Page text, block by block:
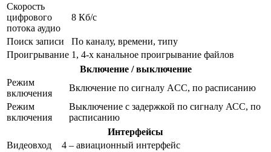
Скорость
цифрового
потока аудио
8 Кб/с
Поиск записи
По каналу, времени, типу
Проигрывание 1, 4-х канальное проигрывание файлов
Включение / выключение
Режим
включения
Включение по сигналу ACC, по расписанию
Режим
включения
Выключение с задержкой по сигналу АСС, по
расписанию
Интерфейсы
Видеовход
4 – авиационный интерфейс